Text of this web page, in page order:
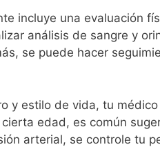
incluye una evaluación
análisis de sangre y
se puede hacer
y estilo de vida, tu
edad, es común
arterial, se controle tu